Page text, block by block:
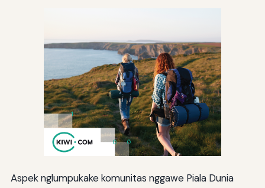
Aspek nglumpukake komunitas nggawe Piala Dunia